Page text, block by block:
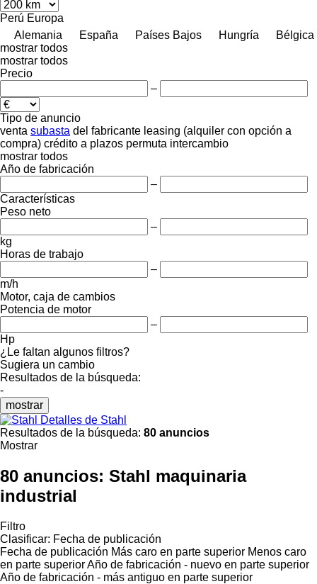
Perú Europa
Alemania
España Países Bajos Hungría
Bélgica
mostrar todos
mostrar todos
Precio
–
Tipo de anuncio
venta subasta del fabricante leasing (alquiler con opción a
compra) crédito a plazos permuta intercambio
mostrar todos
Año de fabricación
–
Características
Peso neto
–
kg
Horas de trabajo
–
m/h
Motor, caja de cambios
Potencia de motor
–
Hp
¿Le faltan algunos filtros?
Sugiera un cambio
Resultados de la búsqueda:
-
mostrar
Detalles de Stahl
Resultados de la búsqueda: 80 anuncios
Mostrar
80 anuncios: Stahl maquinaria
industrial
Filtro
Clasificar: Fecha de publicación
Fecha de publicación Más caro en parte superior Menos caro
en parte superiorAño de fabricación - nuevo en parte superior
Año de fabricación - más antiguo en parte superior